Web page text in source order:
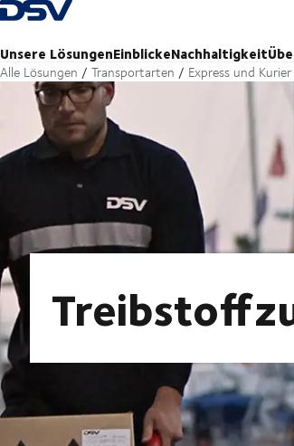
Zurück zur Startseite
Unsere LösungenEinblickeNachhaltigkeit
Alle Lösungen Transportarten Express und Kurier